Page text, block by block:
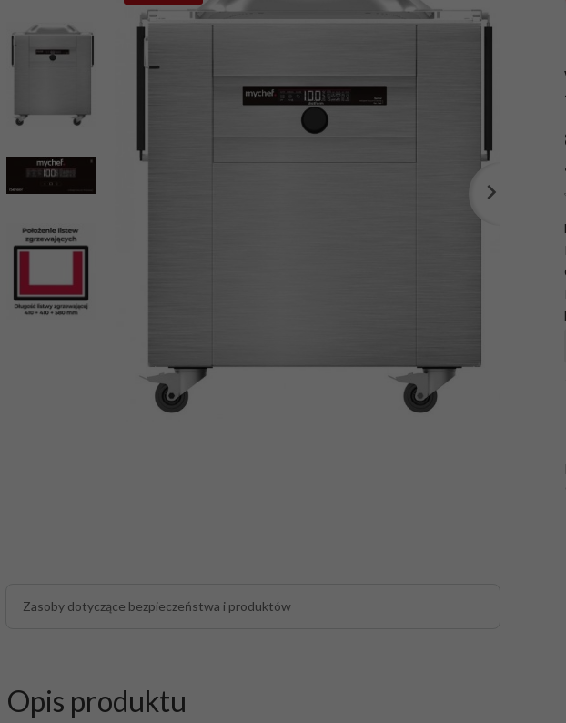
Zasoby dotyczące bezpieczeństwa i produktów
Opis produktu